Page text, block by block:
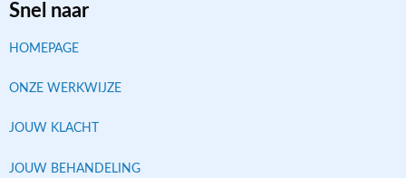
Snel naar
HOMEPAGE
ONZE WERKWIJZE
JOUW KLACHT
JOUW BEHANDELING